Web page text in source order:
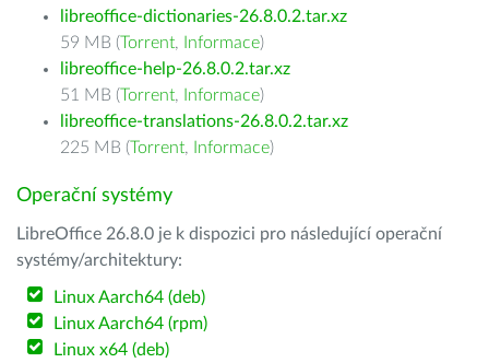
libreoffice-dictionaries-26.8.0.2.tar.xz
59 MB (Torrent, Informace)
libreoffice-help-26.8.0.2.tar.xz
51 MB (Torrent, Informace)
libreoffice-translations-26.8.0.2.tar.xz
225 MB (Torrent, Informace)
Operační systémy
LibreOffice 26.8.0 je k dispozici pro následující operační
systémy/architektury:
Linux Aarch64 (deb)
Linux Aarch64 (rpm)
Linux x64 (deb)